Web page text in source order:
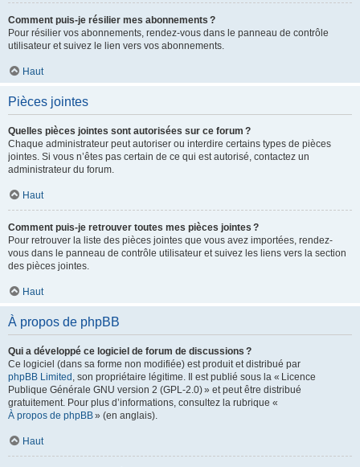
Comment puis-je résilier mes abonnements ?
Pour résilier vos abonnements, rendez-vous dans le panneau de contrôle
utilisateur et suivez le lien vers vos abonnements.
Haut
Pièces jointes
Quelles pièces jointes sont autorisées sur ce forum ?
Chaque administrateur peut autoriser ou interdire certains types de pièces
jointes. Si vous n’êtes pas certain de ce qui est autorisé, contactez un
administrateur du forum.
Haut
Comment puis-je retrouver toutes mes pièces jointes ?
Pour retrouver la liste des pièces jointes que vous avez importées, rendez-
vous dans le panneau de contrôle utilisateur et suivez les liens vers la section
des pièces jointes.
Haut
À propos de phpBB
Qui a développé ce logiciel de forum de discussions ?
Ce logiciel (dans sa forme non modifiée) est produit et distribué par
phpBB Limited , son propriétaire légitime. Il est publié sous la « Licence
Publique Générale GNU version 2 (GPL-2.0) » et peut être distribué
gratuitement. Pour plus d’informations, consultez la rubrique «
À propos de phpBB» (en anglais).
Haut